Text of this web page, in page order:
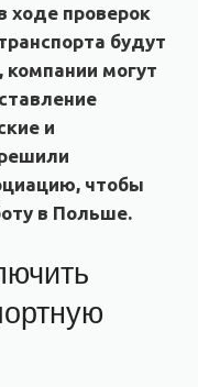
ходе проверок
будут
могут
и
чтобы
в Польше.